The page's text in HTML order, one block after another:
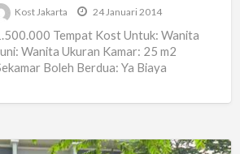
Kost Jakarta 24 Januari 2014
Tempat Kost Untuk: Wanita
Wanita Ukuran Kamar: 25 m2
Boleh Berdua: Ya Biaya